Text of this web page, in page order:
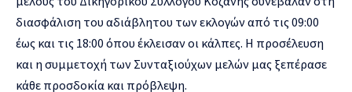
διασφάλιση του αδιάβλητου των εκλογών από τις 09:00
έως και τις 18:00 όπου έκλεισαν οι κάλπες. Η προσέλευση
και η συμμετοχή των Συνταξιούχων μελών μας ξεπέρασε
κάθε προσδοκία και πρόβλεψη.